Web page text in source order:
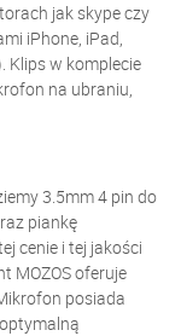
jak skype czy
iPhone, iPad,
Klips w komplecie
na ubraniu,
3.5mm 4 pin do
piankę
cenie i tej jakości
MOZOS oferuje
posiada